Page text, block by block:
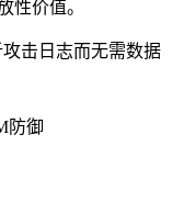
性价值。
攻击日志而无需数据
防御